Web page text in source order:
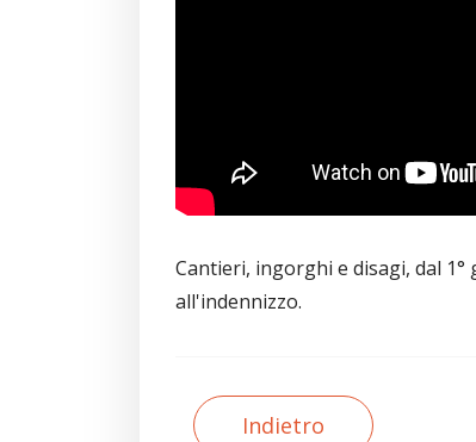
Cantieri, ingorghi e disagi, dal
all'indennizzo.
Indietro